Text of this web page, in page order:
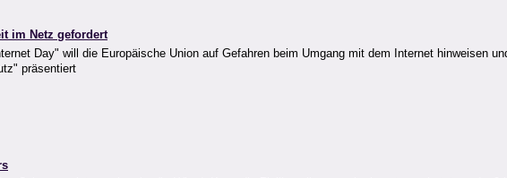
im Netz gefordert
Day" will die Europäische Union auf Gefahren beim Umgang mit dem Internet hinweisen
präsentiert